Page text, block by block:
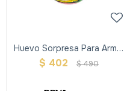
Huevo Sorpresa Para Armar
Un Vehiculo
$ 402 $490